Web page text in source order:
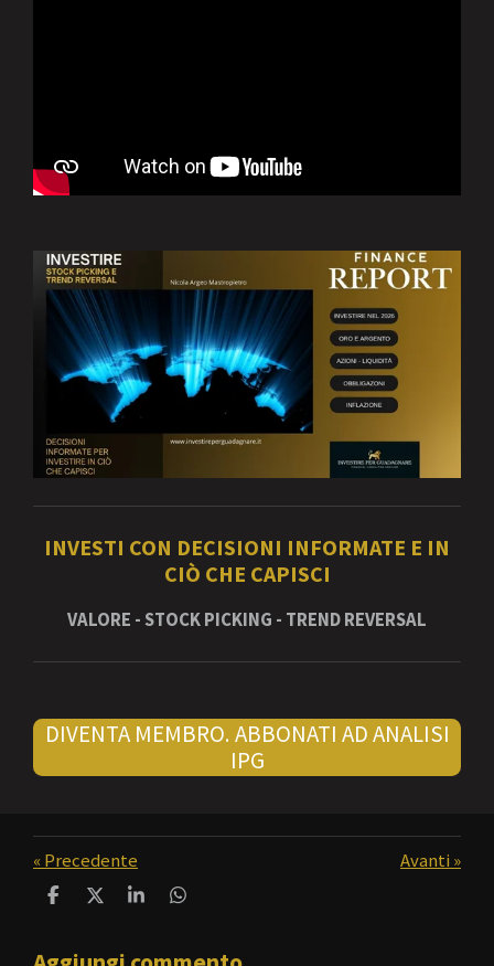
INVESTI CON DECISIONI INFORMATE E IN
CIÒ CHE CAPISCI
VALORE - STOCK PICKING - TREND REVERSAL
DIVENTA MEMBRO. ABBONATI AD ANALISI
IPG
«Precedente Avanti »
C
d
C
d
C
d
C
d